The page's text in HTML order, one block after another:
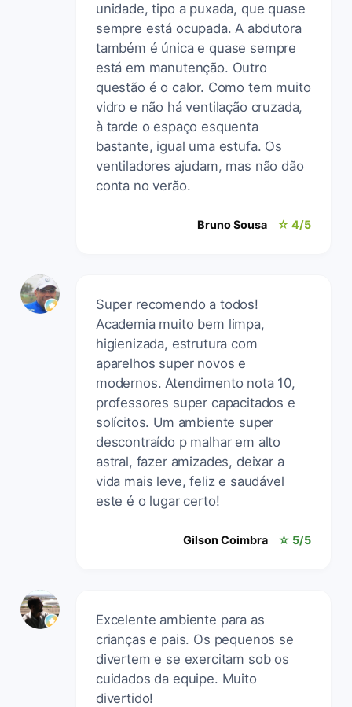
unidade, tipo a puxada, que quase
sempre está ocupada. A abdutora
também é única e quase sempre
está em manutenção. Outro
questão é o calor. Como tem muito
vidro e não há ventilação cruzada,
à tarde o espaço esquenta
bastante, igual uma estufa. Os
ventiladores ajudam, mas não dão
conta no verão.
Bruno Sousa ☆ 4/5
Super recomendo a todos!
Academia muito bem limpa,
higienizada, estrutura com
aparelhos super novos e
modernos. Atendimento nota 10,
professores super capacitados e
solícitos. Um ambiente super
descontraído p malhar em alto
astral, fazer amizades, deixar a
vida mais leve, feliz e saudável
este é o lugar certo!
Gilson Coimbra ☆ 5/5
Excelente ambiente para as
crianças e pais. Os pequenos se
divertem e se exercitam sob os
cuidados da equipe. Muito
divertido!